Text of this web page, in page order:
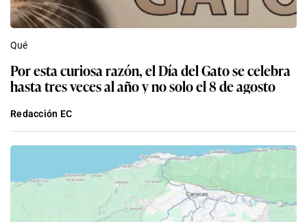
Qué
Por esta curiosa razón, el Día del Gato se celebra
hasta tres veces al año y no solo el 8 de agosto
Redacción EC